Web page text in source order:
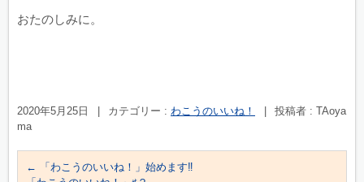
おたのしみに。
2020年5月25日 カテゴリー : わこうのいいね！
投稿者 : TAoya
ma
←
「わこうのいいね！」始めます‼︎